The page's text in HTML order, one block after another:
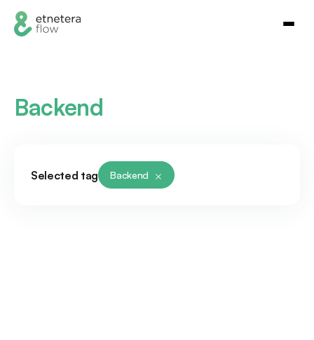
Backend
Selected tag Backend